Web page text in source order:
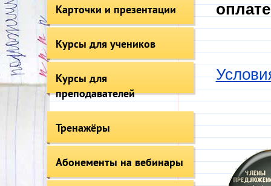
Карточки и презентации
Курсы для учеников
Курсы для
преподавателей
Тренажёры
Абонементы на вебинары